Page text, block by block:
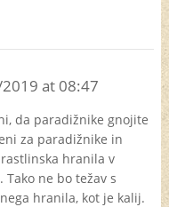
at 08:47
da paradižnike gnojite
za paradižnike in
hranila v
ne bo težav s
hranila, kot je kalij.